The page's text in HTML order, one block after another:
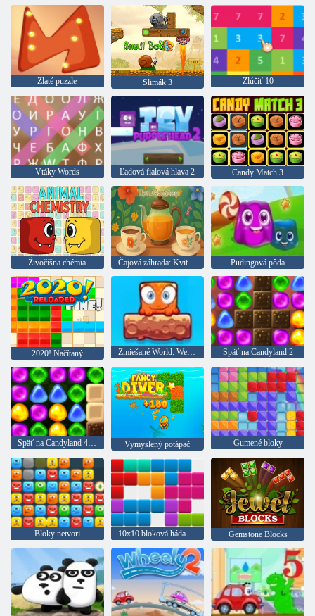
Zlaté puzzle Slimák 3 Zlúčiť 10
Vtáky Words Ľadová fialová hlava 2 Candy Match 3
Živočíšna chémia Čajová záhrada: Kvitnutie a varenie Pudingová pôda
2020! Načítaný Zmiešané World: Weekend Späť na Candyland 2
Späť na Candyland 4: Lollipop Garden Vymyslený potápač Gumené bloky
Bloky netvori 10x10 bloková hádanka Gemstone Blocks